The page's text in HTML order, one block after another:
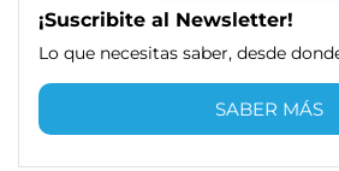
¡Suscribite al Newsletter!
Lo que necesitas saber, desde
SABER MÁS